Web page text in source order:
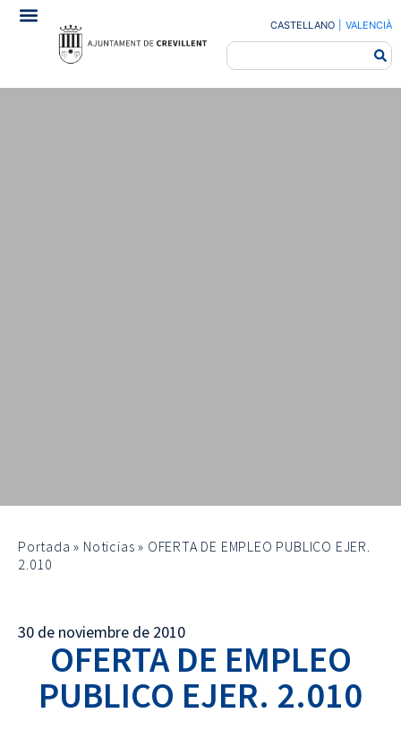
CASTELLANO VALENCIÀ
Portada » Noticias » OFERTA DE EMPLEO PUBLICO EJER.
2.010
30 de noviembre de 2010
OFERTA DE EMPLEO
PUBLICO EJER. 2.010